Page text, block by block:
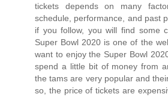
tickets depends on many
schedule, performance, and past
if you follow, you will find some
Super Bowl 2020 is one of the
want to enjoy the Super Bowl
spend a little bit of money from
the tams are very popular and
so, the price of tickets are